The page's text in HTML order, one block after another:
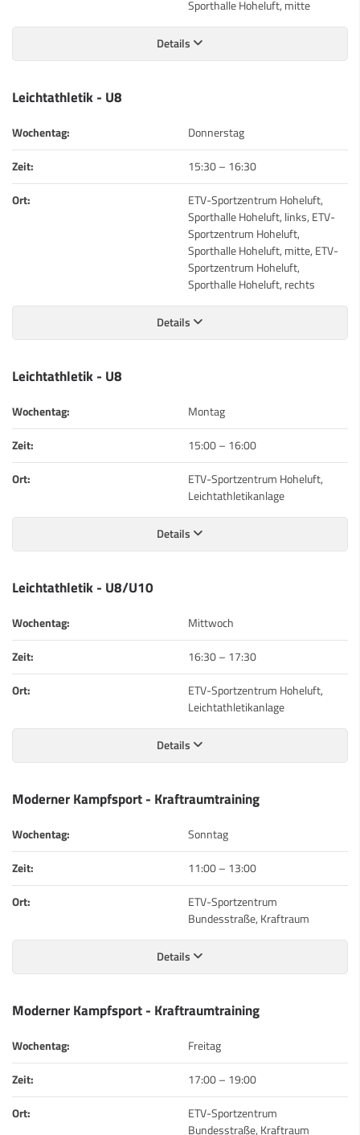
Sporthalle Hoheluft, mitte
Details
Leichtathletik - U8
Wochentag:
Donnerstag
Zeit:
15:30– 16:30
Ort:
ETV-Sportzentrum Hoheluft,
Sporthalle Hoheluft, links, ETV-
Sportzentrum Hoheluft,
Sporthalle Hoheluft, mitte, ETV-
Sportzentrum Hoheluft,
Sporthalle Hoheluft, rechts
Details
Leichtathletik - U8
Wochentag:
Montag
Zeit:
15:00– 16:00
Ort:
ETV-Sportzentrum Hoheluft,
Leichtathletikanlage
Details
Leichtathletik - U8/U10
Wochentag:
Mittwoch
Zeit:
16:30– 17:30
Ort:
ETV-Sportzentrum Hoheluft,
Leichtathletikanlage
Details
Moderner Kampfsport - Kraftraumtraining
Wochentag:
Sonntag
Zeit:
11:00– 13:00
Ort:
ETV-Sportzentrum
Bundesstraße, Kraftraum
Details
Moderner Kampfsport - Kraftraumtraining
Wochentag:
Freitag
Zeit:
17:00– 19:00
Ort:
ETV-Sportzentrum
Bundesstraße, Kraftraum